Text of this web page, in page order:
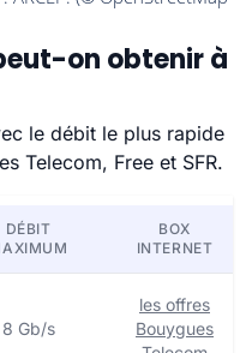
on obtenir à
le débit le plus rapide
Telecom, Free et SFR.
DÉBIT
BOX
INTERNET
8 Gb/s
les offres
Bouygues